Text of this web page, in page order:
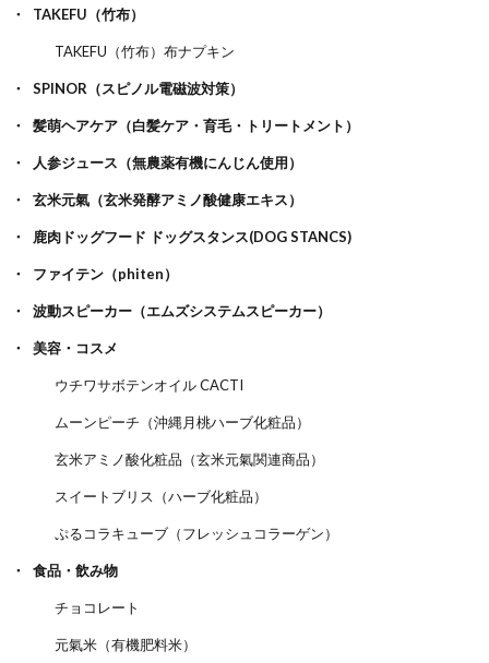
TAKEFU（竹布）
TAKEFU（竹布）布ナプキン
SPINOR（スピノル電磁波対策）
髪萌ヘアケア（白髪ケア・育毛・トリートメント）
人参ジュース（無農薬有機にんじん使用）
玄米元氣（玄米発酵アミノ酸健康エキス）
鹿肉ドッグフード ドッグスタンス(DOG STANCS)
ファイテン（phiten）
波動スピーカー（エムズシステムスピーカー）
美容・コスメ
ウチワサボテンオイル CACTI
ムーンピーチ（沖縄月桃ハーブ化粧品）
玄米アミノ酸化粧品（玄米元氣関連商品）
スイートブリス（ハーブ化粧品）
ぷるコラキューブ（フレッシュコラーゲン）
食品・飲み物
チョコレート
元氣米（有機肥料米）